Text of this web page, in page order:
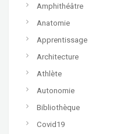
Amphithéâtre
Anatomie
Apprentissage
Architecture
Athlète
Autonomie
Bibliothèque
Covid19